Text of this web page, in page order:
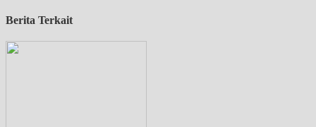
Berita Terkait